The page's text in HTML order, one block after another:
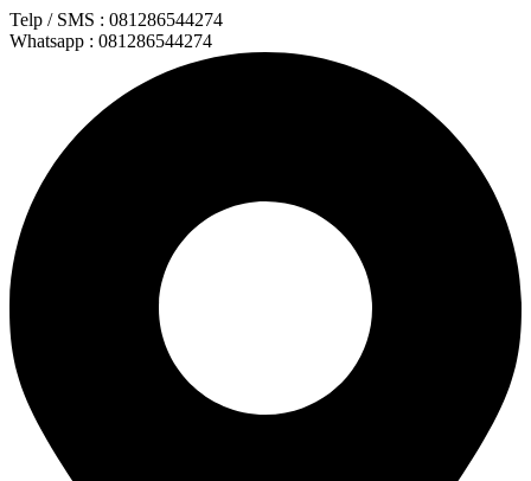
Lewati
ke
Telp / SMS : 081286544274
Whatsapp : 081286544274